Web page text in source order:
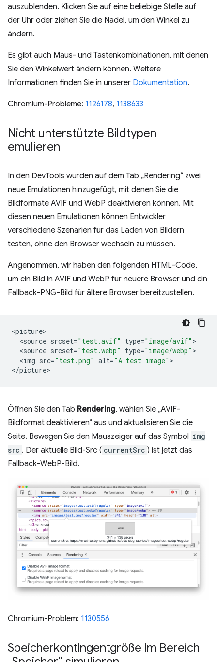
auszublenden. Klicken Sie auf eine beliebige Stelle auf
der Uhr oder ziehen Sie die Nadel, um den Winkel zu
ändern.
Es gibt auch Maus- und Tastenkombinationen, mit denen
Sie den Winkelwert ändern können. Weitere
Informationen finden Sie in unserer Dokumentation.
Chromium-Probleme: 1126178, 1138633
Nicht unterstützte Bildtypen
emulieren
In den DevTools wurden auf dem Tab „Rendering“ zwei
neue Emulationen hinzugefügt, mit denen Sie die
Bildformate AVIF und WebP deaktivieren können. Mit
diesen neuen Emulationen können Entwickler
verschiedene Szenarien für das Laden von Bildern
testen, ohne den Browser wechseln zu müssen.
Angenommen, wir haben den folgenden HTML-Code,
um ein Bild in AVIF und WebP für neuere Browser und ein
Fallback-PNG-Bild für ältere Browser bereitzustellen.
<picture
<source srcset="test.avif" type="image/avif"
<source srcset="test.webp" type="image/webp"
<img src="test.png" alt="A test image" >
</picture
Öffnen Sie den Tab Rendering, wählen Sie „AVIF-
Bildformat deaktivieren“ aus und aktualisieren Sie die
Seite. Bewegen Sie den Mauszeiger auf das Symbol img
src . Der aktuelle Bild-Src ( currentSrc ) ist jetzt das
Fallback-WebP-Bild.
Chromium-Problem: 1130556
Speicherkontingentgröße im Bereich